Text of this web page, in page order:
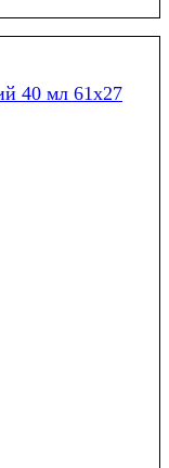
40 мл 61х27